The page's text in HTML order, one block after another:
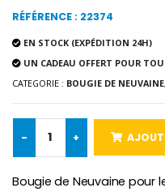
€9.90
Bougie
€4.90
RÉFÉRENCE : 22374
EN STOCK (EXPÉDITION 24H)
UN CADEAU OFFERT POUR
CATEGORIE : BOUGIE DE
- +
Bougie de Neuvaine pour